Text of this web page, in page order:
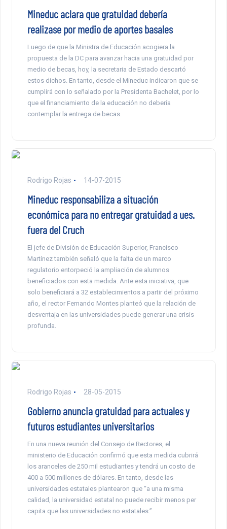
Mineduc aclara que gratuidad debería
realizase por medio de aportes basales
Luego de que la Ministra de Educación acogiera la
propuesta de la DC para avanzar hacia una gratuidad por
medio de becas, hoy, la secretaria de Estado descartó
estos dichos. En tanto, desde el Mineduc indicaron que se
cumplirá con lo señalado por la Presidenta Bachelet, por lo
que el financiamiento de la educación no debería
contemplar la entrega de becas.
Rodrigo Rojas 14-07-2015
Mineduc responsabiliza a situación
económica para no entregar gratuidad a ues.
fuera del Cruch
El jefe de División de Educación Superior, Francisco
Martínez también señaló que la falta de un marco
regulatorio entorpeció la ampliación de alumnos
beneficiados con esta medida. Ante esta iniciativa, que
solo beneficiará a 32 establecimientos a partir del próximo
año, el rector Fernando Montes planteó que la relación de
desventaja en las universidades puede generar una crisis
profunda.
Rodrigo Rojas 28-05-2015
Gobierno anuncia gratuidad para actuales y
futuros estudiantes universitarios
En una nueva reunión del Consejo de Rectores, el
ministerio de Educación confirmó que esta medida cubrirá
los aranceles de 250 mil estudiantes y tendrá un costo de
400 a 500 millones de dólares. En tanto, desde las
universidades estatales plantearon que “a una misma
calidad, la universidad estatal no puede recibir menos per
capita que las universidades no estatales.”